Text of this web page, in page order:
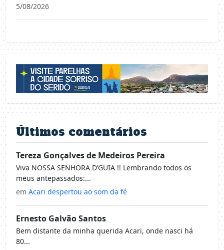
5/08/2026
Últimos comentários
Tereza Gonçalves de Medeiros Pereira
Viva NOSSA SENHORA D’GUIA !! Lembrando todos os
meus antepassados:...
em Acari despertou ao som da fé
Ernesto Galvão Santos
Bem distante da minha querida Acari, onde nasci há
80...